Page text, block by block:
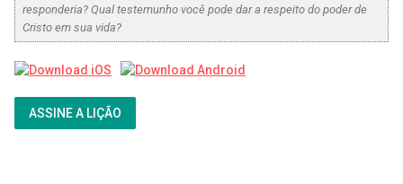
responderia? Qual testemunho você pode dar a respeito do poder de
Cristo em sua vida?
ASSINE A LIÇÃO